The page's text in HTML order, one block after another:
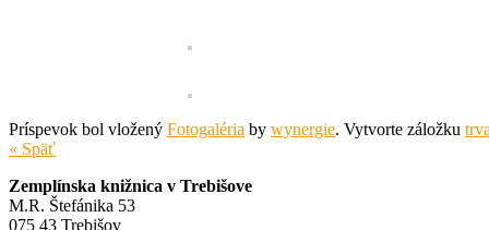
Príspevok bol vložený Fotogaléria by wynergie. Vytvorte záložku
« Späť
Zemplínska knižnica v Trebišove
M.R. Štefánika 53
075 43 Trebišov